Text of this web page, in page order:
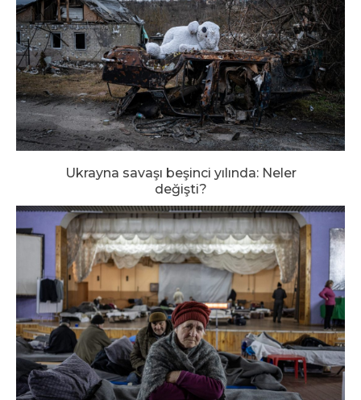
Ukrayna savaşı beşinci yılında: Neler
değişti?